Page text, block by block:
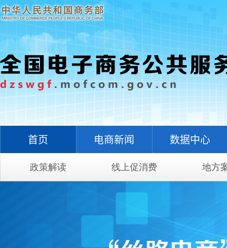
首页 电商新闻 数据中心
政策解读 线上促消费 地方